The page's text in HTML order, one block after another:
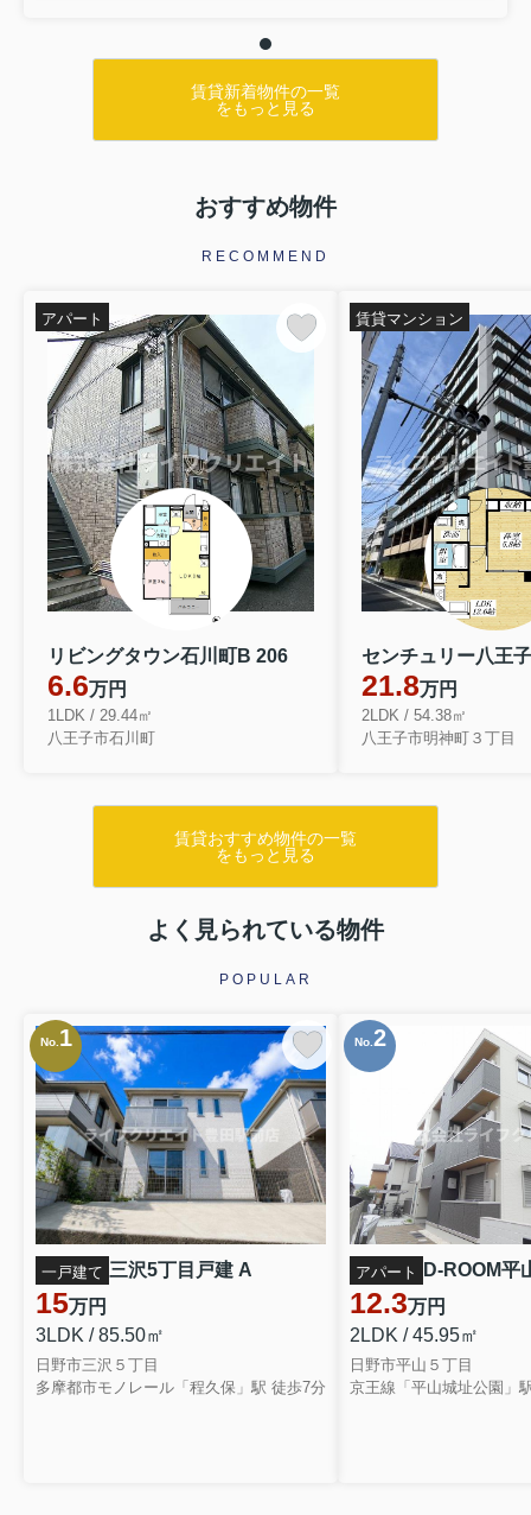
賃貸新着物件の一覧
をもっと見る
おすすめ物件
RECOMMEND
リビングタウン石川町B 206
6.6万円
1LDK / 29.44㎡
八王子市石川町
アパート
21.8万円
2LDK / 54.38㎡
八王子市明神町３丁目
賃貸マンション
賃貸おすすめ物件の一覧
をもっと見る
よく見られている物件
POPULAR
No. 1
一戸建て 三沢5丁目戸建 A
15万円
3LDK / 85.50㎡
日野市三沢５丁目
多摩都市モノレール「程久保」駅 徒歩7分
No. 2
アパート D-ROOM平
12.3万円
2LDK / 45.95㎡
日野市平山５丁目
京王線「平山城址公園」